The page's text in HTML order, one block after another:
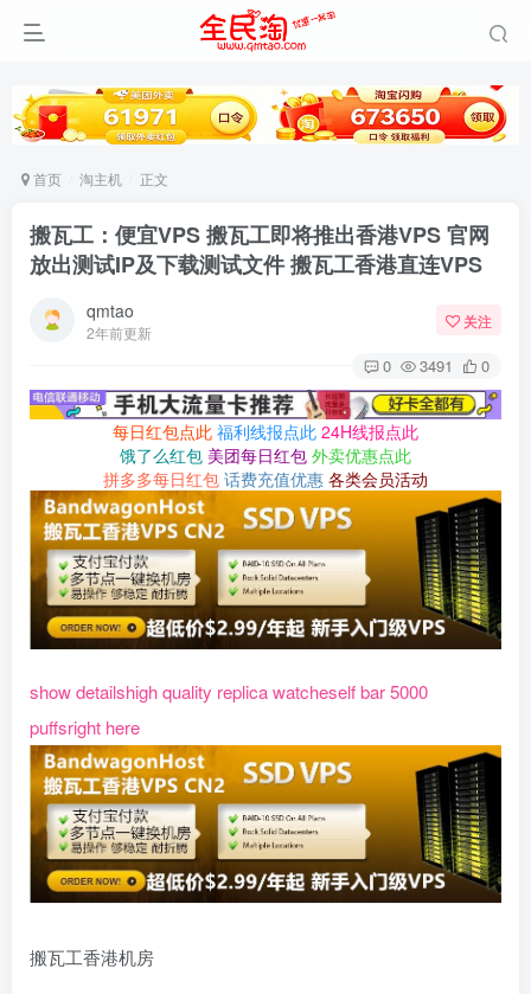
首页 淘主机 正文
搬瓦工：便宜VPS 搬瓦工即将推出香港VPS 官网
放出测试IP及下载测试文件 搬瓦工香港直连VPS
qmtao
2年前更新
关注
0 3491 0
每日红包点此 福利线报点此 24H线报点此
饿了么红包 美团每日红包 外卖优惠点此
拼多多每日红包 话费充值优惠 各类会员活动
show detailshigh quality replica watcheself bar 5000
puffsright here
搬瓦工香港机房